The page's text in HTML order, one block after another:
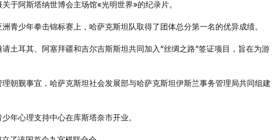
于阿斯塔纳世博会主场馆«光明世界»的纪录片。
青少年拳击锦标赛上，哈萨克斯坦队取得了团体总分第一名的优异成绩。
土耳其、阿塞拜疆和吉尔吉斯斯坦共同加入“丝绸之路”签证项目，旨在为游
朝觐事宜，哈萨克斯坦社会发展部与哈萨克斯坦伊斯兰事务管理局共同组建
年心理支持中心在库斯塔奈市开业。